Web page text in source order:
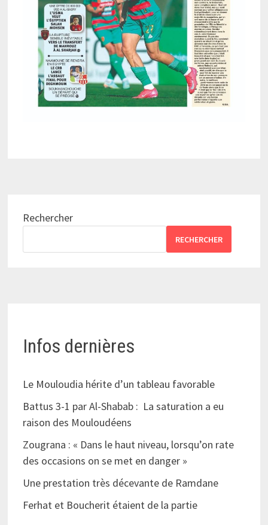
Rechercher
RECHERCHER
Infos dernières
Le Mouloudia hérite d’un tableau favorable
Battus 3-1 par Al-Shabab : La saturation a eu
raison des Mouloudéens
Zougrana : « Dans le haut niveau, lorsqu’on rate
des occasions on se met en danger »
Une prestation très décevante de Ramdane
Ferhat et Boucherit étaient de la partie